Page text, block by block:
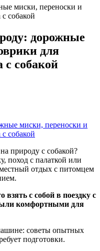
миски, переноски и
собакой
дорожные
для
собакой
природу с собакой?
поход с палаткой или
отдых с питомцем
с собой в поездку с
комфортными для
советы опытных
подготовки.